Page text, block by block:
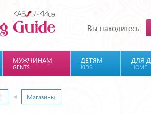
Вы находитесь:
МУЖЧИНАМ
GENTS
ДЕТЯМ
KIDS
ДЛЯ
HOME
Магазины